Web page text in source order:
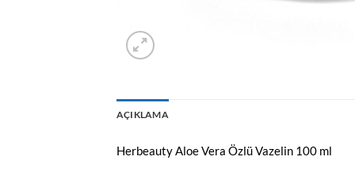
AÇIKLAMA
Herbeauty Aloe Vera Özlü Vazelin 100 ml